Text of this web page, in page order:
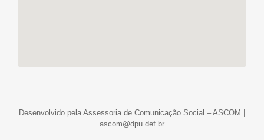
Desenvolvido pela Assessoria de Comunicação Social – ASCOM |
ascom@dpu.def.br